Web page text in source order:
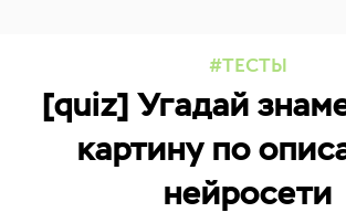
ТЕСТЫ
[quiz] Угадай
картину по
нейросети